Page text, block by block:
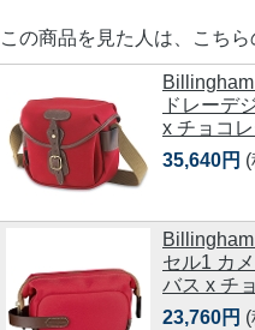
この商品を見た人は、こち
ドレーデ
x チョコ
35,640円
セル1 カ
バス x チ
23,760円